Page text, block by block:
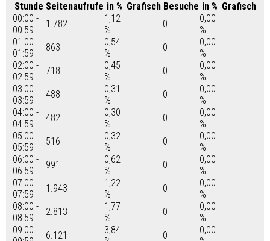
Stunde Seitenaufrufe in % Grafisch Besuche in % Grafisch
00:00 -
00:59
1.782
1,12
%
0
0,00
%
01:00 -
01:59
863
0,54
%
0
0,00
%
02:00 -
02:59
718
0,45
%
0
0,00
%
03:00 -
03:59
488
0,31
%
0
0,00
%
04:00 -
04:59
482
0,30
%
0
0,00
%
05:00 -
05:59
516
0,32
%
0
0,00
%
06:00 -
06:59
991
0,62
%
0
0,00
%
07:00 -
07:59
1.943
1,22
%
0
0,00
%
08:00 -
08:59
2.813
1,77
%
0
0,00
%
09:00 -
6.121
3,84
0
0,00